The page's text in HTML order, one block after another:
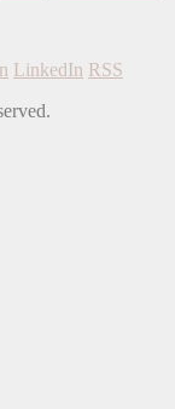
LinkedIn RSS